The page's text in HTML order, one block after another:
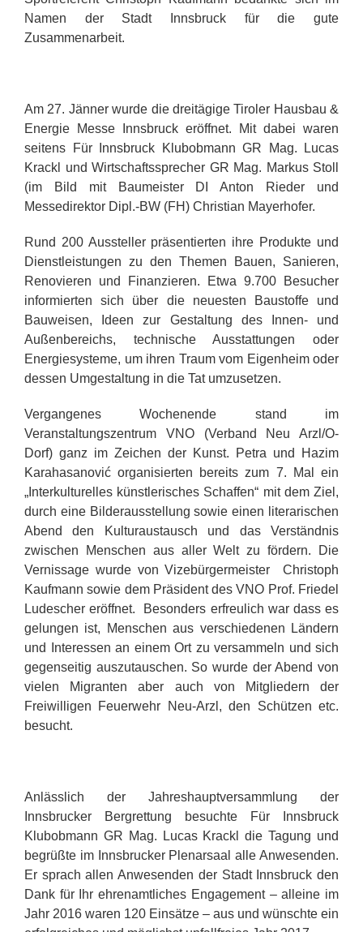
Namen der Stadt Innsbruck für die gute
Zusammenarbeit.
Am 27. Jänner wurde die dreitägige Tiroler Hausbau &
Energie Messe Innsbruck eröffnet. Mit dabei waren
seitens Für Innsbruck Klubobmann GR Mag. Lucas
Krackl und Wirtschaftssprecher GR Mag. Markus Stoll
(im Bild mit Baumeister DI Anton Rieder und
Messedirektor Dipl.-BW (FH) Christian Mayerhofer.
Rund 200 Aussteller präsentierten ihre Produkte und
Dienstleistungen zu den Themen Bauen, Sanieren,
Renovieren und Finanzieren. Etwa 9.700 Besucher
informierten sich über die neuesten Baustoffe und
Bauweisen, Ideen zur Gestaltung des Innen- und
Außenbereichs, technische Ausstattungen oder
Energiesysteme, um ihren Traum vom Eigenheim oder
dessen Umgestaltung in die Tat umzusetzen.
Vergangenes Wochenende stand im
Veranstaltungszentrum VNO (Verband Neu Arzl/O-
Dorf) ganz im Zeichen der Kunst. Petra und Hazim
Karahasanović organisierten bereits zum 7. Mal ein
„Interkulturelles künstlerisches Schaffen“ mit dem Ziel,
durch eine Bilderausstellung sowie einen literarischen
Abend den Kulturaustausch und das Verständnis
zwischen Menschen aus aller Welt zu fördern. Die
Vernissage wurde von Vizebürgermeister Christoph
Kaufmann sowie dem Präsident des VNO Prof. Friedel
Ludescher eröffnet. Besonders erfreulich war dass es
gelungen ist, Menschen aus verschiedenen Ländern
und Interessen an einem Ort zu versammeln und sich
gegenseitig auszutauschen. So wurde der Abend von
vielen Migranten aber auch von Mitgliedern der
Freiwilligen Feuerwehr Neu-Arzl, den Schützen etc.
besucht.
Anlässlich der Jahreshauptversammlung der
Innsbrucker Bergrettung besuchte Für Innsbruck
Klubobmann GR Mag. Lucas Krackl die Tagung und
begrüßte im Innsbrucker Plenarsaal alle Anwesenden.
Er sprach allen Anwesenden der Stadt Innsbruck den
Dank für Ihr ehrenamtliches Engagement – alleine im
Jahr 2016 waren 120 Einsätze – aus und wünschte ein